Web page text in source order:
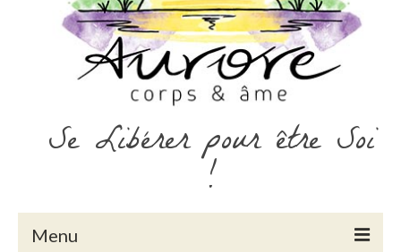
Se Libérer pour être Soi
!
Menu